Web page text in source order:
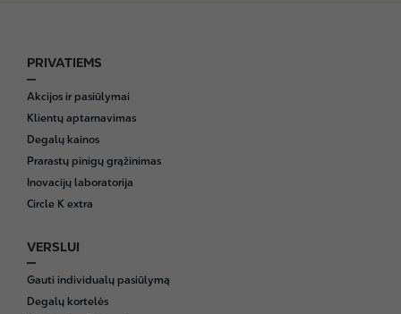
F
o
o
t
e
r
PRIVATIEMS
Akcijos ir pasiūlymai
Klientų aptarnavimas
Degalų kainos
Prarastų pinigų grąžinimas
Inovacijų laboratorija
Circle K extra
VERSLUI
Gauti individualų pasiūlymą
Degalų kortelės